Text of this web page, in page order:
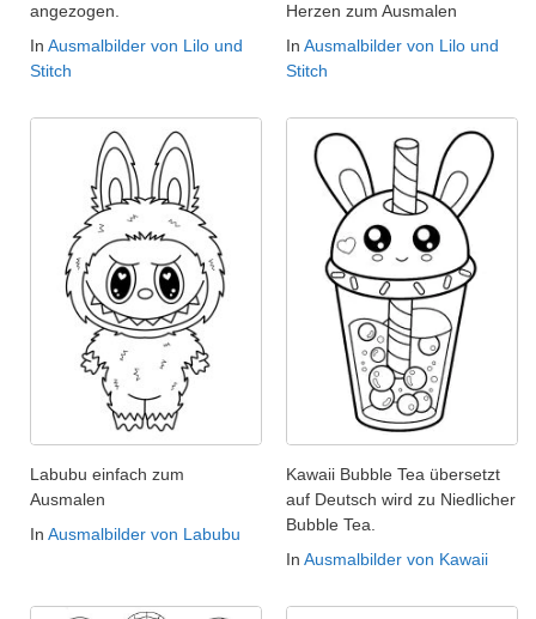
angezogen.
In Ausmalbilder von Lilo und
Stitch
Herzen zum Ausmalen
In Ausmalbilder von Lilo und
Stitch
Labubu einfach zum
Ausmalen
In Ausmalbilder von Labubu
Kawaii Bubble Tea übersetzt
auf Deutsch wird zu Niedlicher
Bubble Tea.
In Ausmalbilder von Kawaii